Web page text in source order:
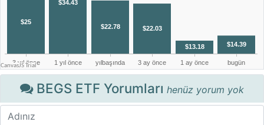
BEGS ETF Yorumları henüz yorum yok